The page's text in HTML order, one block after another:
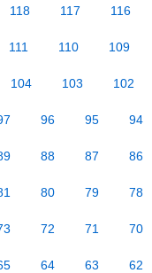
118 117 116
111 110 109
104 103 102
96 95 94
88 87 86
80 79 78
72 71 70
64 63 62